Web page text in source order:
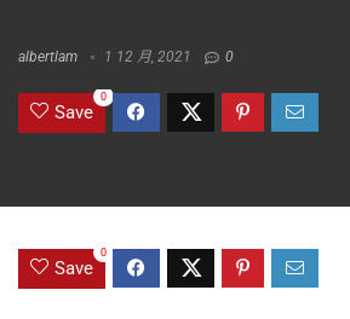
albertlam 1 12 月, 2021 0
Save
0
Save
0